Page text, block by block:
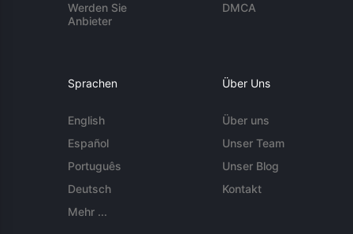
Werden Sie
Anbieter
DMCA
Sprachen
English
Español
Português
Deutsch
Mehr ...
Über Uns
Über uns
Unser Team
Unser Blog
Kontakt